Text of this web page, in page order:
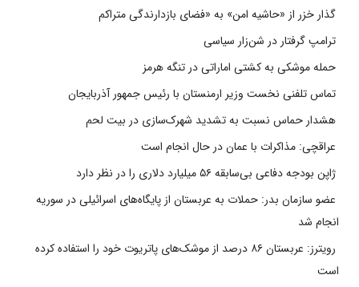
گذار خزر از «حاشیه امن» به «فضای بازدارندگی متراکم
ترامپ گرفتار در شن‌زار سیاسی
حمله موشکی به کشتی اماراتی در تنگه هرمز
تماس تلفنی نخست وزیر ارمنستان با رئیس جمهور آذربایجان
هشدار حماس نسبت به تشدید شهرک‌سازی در بیت‌ لحم
عراقچی: مذاکرات با عمان در حال انجام است
ژاپن بودجه دفاعی بی‌سابقه ۵۶ میلیارد دلاری را در نظر دارد
عضو سازمان بدر: حملات به عربستان از پایگاه‌های اسرائیلی در سوریه
انجام شد
رویترز: عربستان ۸۶ درصد از موشک‌های پاتریوت خود را استفاده کرده
است